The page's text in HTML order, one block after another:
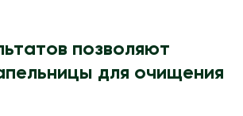
позволяют
для очищения